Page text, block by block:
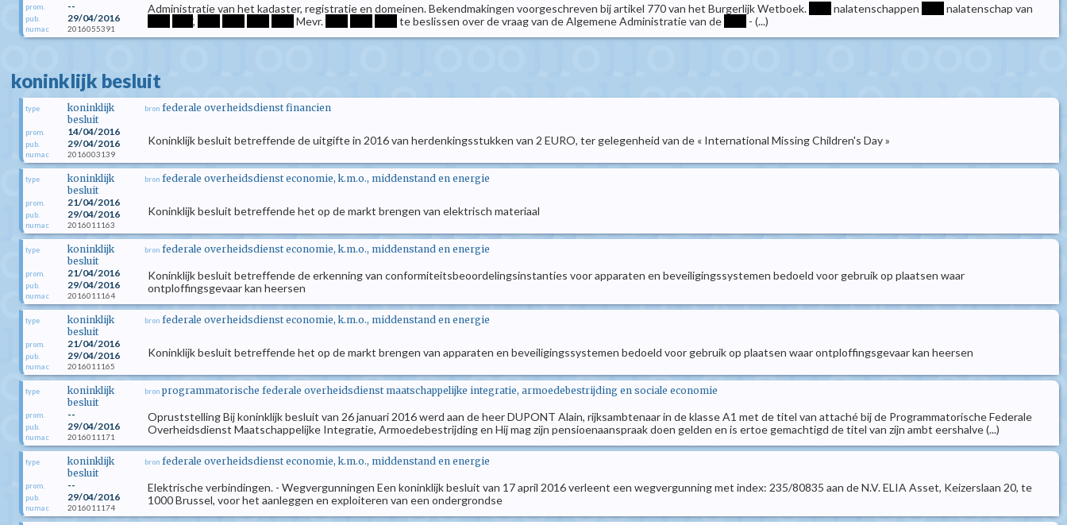
prom. --
pub. 29/04/2016
numac 2016055391
Administratie van het kadaster, registratie en domeinen. Bekendmakingen voorgeschreven bij artikel 770 van het Burgerlijk Wetboek. nalatenschappen
nalatenschap van
, Mevr. te beslissen over de vraag van de Algemene Administratie van de - (...)
koninklijk besluit
type
koninklijk
besluit
prom. 14/04/2016
pub. 29/04/2016
numac 2016003139
bron federale overheidsdienst financien
Koninklijk besluit betreffende de uitgifte in 2016 van herdenkingsstukken van 2 EURO, ter gelegenheid van de « International Missing Children's Day »
type
koninklijk
besluit
prom. 21/04/2016
pub. 29/04/2016
numac 2016011163
bron federale overheidsdienst economie, k.m.o., middenstand en energie
Koninklijk besluit betreffende het op de markt brengen van elektrisch materiaal
type
koninklijk
besluit
prom. 21/04/2016
pub. 29/04/2016
numac 2016011164
bron federale overheidsdienst economie, k.m.o., middenstand en energie
Koninklijk besluit betreffende de erkenning van conformiteitsbeoordelingsinstanties voor apparaten en beveiligingssystemen bedoeld voor gebruik op plaatsen waar
ontploffingsgevaar kan heersen
type
koninklijk
besluit
prom. 21/04/2016
pub. 29/04/2016
numac 2016011165
bron federale overheidsdienst economie, k.m.o., middenstand en energie
Koninklijk besluit betreffende het op de markt brengen van apparaten en beveiligingssystemen bedoeld voor gebruik op plaatsen waar ontploffingsgevaar kan heersen
type
koninklijk
besluit
prom. --
pub. 29/04/2016
numac 2016011171
bron programmatorische federale overheidsdienst maatschappelijke integratie, armoedebestrijding en sociale economie
Opruststelling Bij koninklijk besluit van 26 januari 2016 werd aan de heer DUPONT Alain, rijksambtenaar in de klasse A1 met de titel van attaché bij de Programmatorische Federale
Overheidsdienst Maatschappelijke Integratie, Armoedebestrijding en Hij mag zijn pensioenaanspraak doen gelden en is ertoe gemachtigd de titel van zijn ambt eershalve (...)
type
koninklijk
besluit
prom. --
pub. 29/04/2016
numac 2016011174
bron federale overheidsdienst economie, k.m.o., middenstand en energie
Elektrische verbindingen. - Wegvergunningen Een koninklijk besluit van 17 april 2016 verleent een wegvergunning met index: 235/80835 aan de N.V. ELIA Asset, Keizerslaan 20, te
1000 Brussel, voor het aanleggen en exploiteren van een ondergrondse